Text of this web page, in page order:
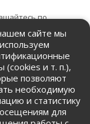
по
товара.
сайте мы
используем
(cookies и т. п.),
позволяют
необходимую
и статистику
для